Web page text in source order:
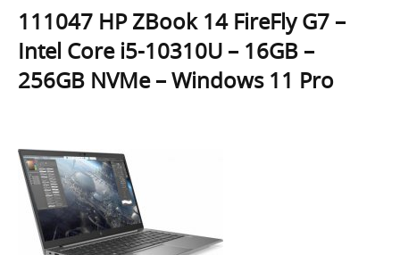
111047 HP ZBook 14 FireFly G7 –
Intel Core i5-10310U – 16GB –
256GB NVMe – Windows 11 Pro